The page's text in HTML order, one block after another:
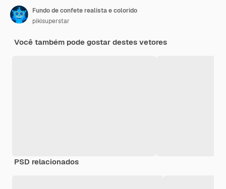
Fundo de confete realista e colorido
pikisuperstar
Você também pode gostar destes vetores
PSD relacionados